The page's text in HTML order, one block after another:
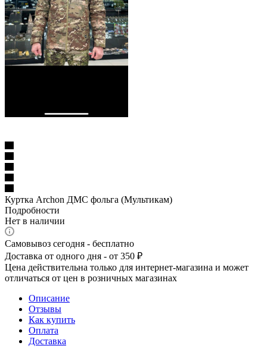
Куртка Archon ДМС фольга (Мультикам)
Подробности
Нет в наличии
Самовывоз сегодня - бесплатно
Доставка от одного дня - от 350 ₽
Цена действительна только для интернет-магазина и может
отличаться от цен в розничных магазинах
Описание
Отзывы
Как купить
Оплата
Доставка